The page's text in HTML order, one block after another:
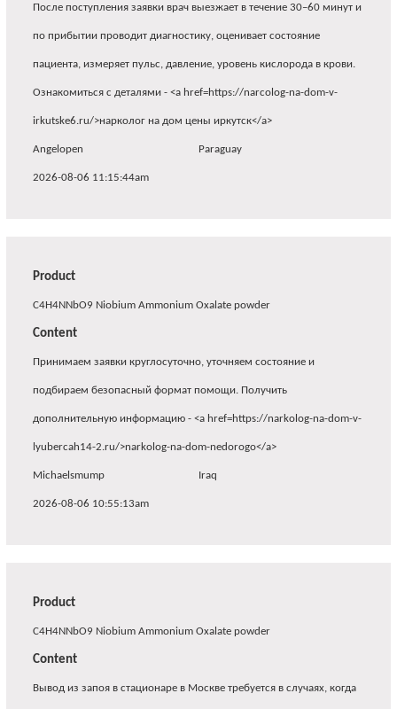
После поступления заявки врач выезжает в течение 30–60 минут и
по прибытии проводит диагностику, оценивает состояние
пациента, измеряет пульс, давление, уровень кислорода в крови.
Ознакомиться с деталями - <a href=https://narcolog-na-dom-v-
irkutske6.ru/>нарколог на дом цены иркутск</a>
Angelopen Paraguay
2026-08-06 11:15:44am
Product
C4H4NNbO9 Niobium Ammonium Oxalate powder
Content
Принимаем заявки круглосуточно, уточняем состояние и
подбираем безопасный формат помощи. Получить
дополнительную информацию - <a href=https://narkolog-na-dom-v-
lyubercah14-2.ru/>narkolog-na-dom-nedorogo</a>
Michaelsmump Iraq
2026-08-06 10:55:13am
Product
C4H4NNbO9 Niobium Ammonium Oxalate powder
Content
Вывод из запоя в стационаре в Москве требуется в случаях, когда